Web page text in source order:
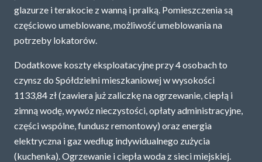
glazurze i terakocie z wanną i pralką. Pomieszczenia są
częściowo umeblowane, możliwość umeblowania na
potrzeby lokatorów.
Dodatkowe koszty eksploatacyjne przy 4 osobach to
czynsz do Spółdzielni mieszkaniowej w wysokości
1133,84 zł (zawiera już zaliczkę na ogrzewanie, ciepłą i
zimną wodę, wywóz nieczystości, opłaty administracyjne,
części wspólne, fundusz remontowy) oraz energia
elektryczna i gaz według indywidualnego zużycia
(kuchenka). Ogrzewanie i ciepła woda z sieci miejskiej.